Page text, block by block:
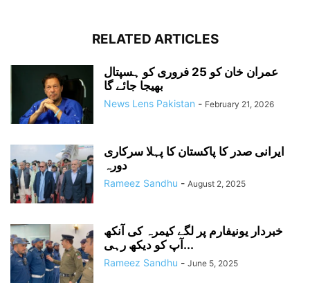
RELATED ARTICLES
عمران خان کو 25 فروری کو ہسپتال
بھیجا جائے گا
News Lens Pakistan - February 21, 2026
ایرانی صدر کا پاکستان کا پہلا سرکاری
دورہ
Rameez Sandhu - August 2, 2025
خبردار یونیفارم پر لگے کیمرہ کی آنکھ
آپ کو دیکھ رہی...
Rameez Sandhu - June 5, 2025